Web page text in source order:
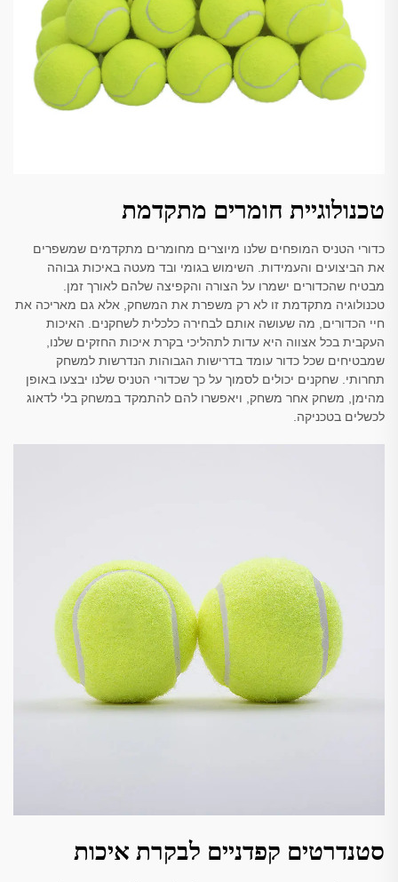
טכנולוגיית חומרים מתקדמת
כדורי הטניס המופחים שלנו מיוצרים מחומרים מתקדמים שמשפרים
את הביצועים והעמידות. השימוש בגומי ובד מעטה באיכות גבוהה
מבטיח שהכדורים ישמרו על הצורה והקפיצה שלהם לאורך זמן.
טכנולוגיה מתקדמת זו לא רק משפרת את המשחק, אלא גם מאריכה את
חיי הכדורים, מה שעושה אותם לבחירה כלכלית לשחקנים. האיכות
העקבית בכל אצווה היא עדות לתהליכי בקרת איכות החזקים שלנו,
שמבטיחים שכל כדור עומד בדרישות הגבוהות הנדרשות למשחק
תחרותי. שחקנים יכולים לסמוך על כך שכדורי הטניס שלנו יבצעו באופן
מהימן, משחק אחר משחק, ויאפשרו להם להתמקד במשחק בלי לדאוג
לכשלים בטכניקה.
סטנדרטים קפדניים לבקרת איכות